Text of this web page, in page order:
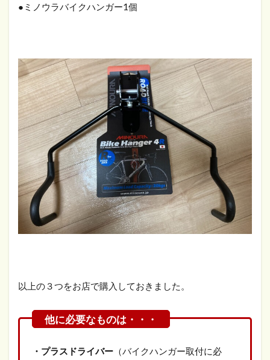
●ミノウラバイクハンガー1個
以上の３つをお店で購入しておきました。
・プラスドライバー （バイクハンガー取付に必